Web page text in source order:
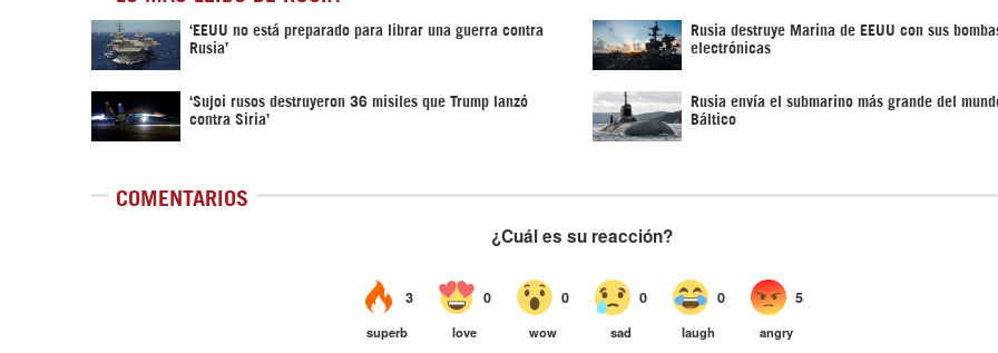
‘EEUU no está preparado para librar una guerra contra
Rusia’
Rusia destruye Marina de EEUU con sus
electrónicas
‘Sujoi rusos destruyeron 36 misiles que Trump lanzó
contra Siria’
Rusia envía el submarino más grande del
Báltico
COMENTARIOS